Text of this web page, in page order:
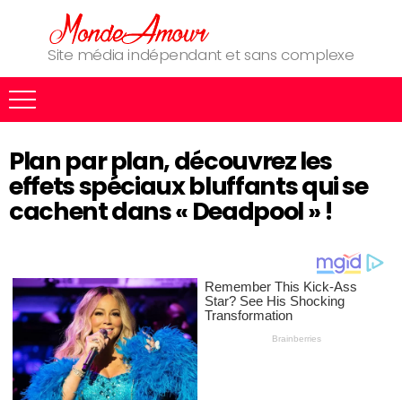
Site média indépendant et sans complexe
Plan par plan, découvrez les
effets spéciaux bluffants qui se
cachent dans « Deadpool » !